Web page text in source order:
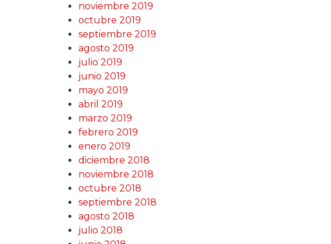
noviembre 2019
octubre 2019
septiembre 2019
agosto 2019
julio 2019
junio 2019
mayo 2019
abril 2019
marzo 2019
febrero 2019
enero 2019
diciembre 2018
noviembre 2018
octubre 2018
septiembre 2018
agosto 2018
julio 2018